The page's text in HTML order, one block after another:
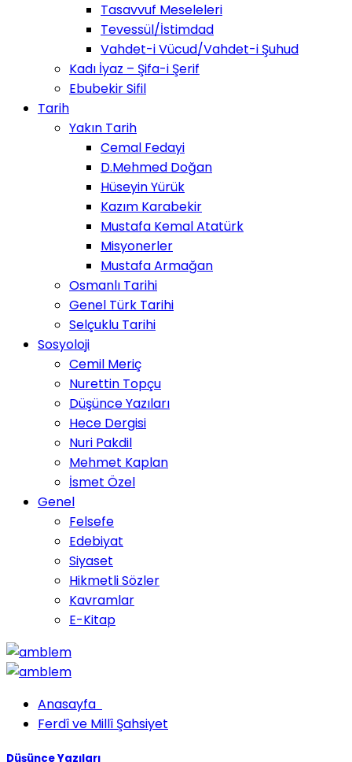
Tasavvuf Meseleleri
Tevessül/İstimdad
Vahdet-i Vücud/Vahdet-i Şuhud
Kadı İyaz – Şifa-i Şerif
Ebubekir Sifil
Tarih
Yakın Tarih
Cemal Fedayi
D.Mehmed Doğan
Hüseyin Yürük
Kazım Karabekir
Mustafa Kemal Atatürk
Misyonerler
Mustafa Armağan
Osmanlı Tarihi
Genel Türk Tarihi
Selçuklu Tarihi
Sosyoloji
Cemil Meriç
Nurettin Topçu
Düşünce Yazıları
Hece Dergisi
Nuri Pakdil
Mehmet Kaplan
İsmet Özel
Genel
Felsefe
Edebiyat
Siyaset
Hikmetli Sözler
Kavramlar
E-Kitap
Anasayfa
Ferdî ve Millî Şahsiyet
Düşünce Yazıları